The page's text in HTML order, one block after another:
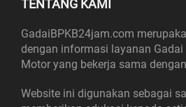
TENTANG KAMI
GadaiBPKB24jam.com
dengan informasi layanan Gadai
Motor yang bekerja sama
Website ini digunakan sebagai